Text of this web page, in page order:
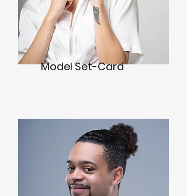
Model Set-Card